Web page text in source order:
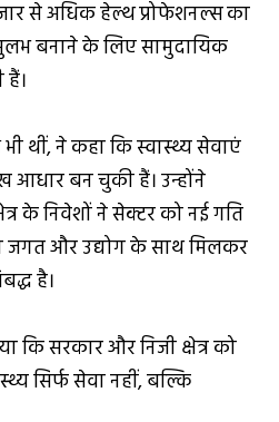
से अधिक हेल्थ प्रोफेशनल्स का
बनाने के लिए सामुदायिक
थीं, ने कहा कि स्वास्थ्य सेवाएं
बन चुकी हैं। उन्होंने
के निवेशों ने सेक्टर को नई गति
जगत और उद्योग के साथ मिलकर
है।
कि सरकार और निजी क्षेत्र को
सिर्फ सेवा नहीं, बल्कि